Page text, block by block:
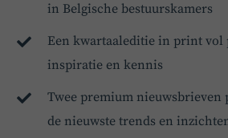
in Belgische bestuurskamers
Een kwartaaleditie in print
inspiratie en kennis
Twee premium nieuwsbrieven
de nieuwste trends en
ze gerust!